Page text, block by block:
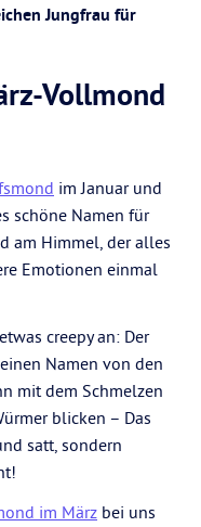
Jungfrau für
Vollmond
im Januar und
schöne Namen für
am Himmel, der alles
Emotionen einmal
creepy an: Der
Namen von den
mit dem Schmelzen
blicken – Das
satt, sondern
im März bei uns